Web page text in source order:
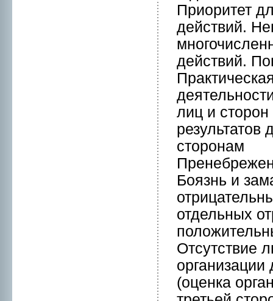
Приоритет
действий.
действий.
лиц и
стоpонам
Боязнь и
отдельных
Отсутствие
организации
(оценкa